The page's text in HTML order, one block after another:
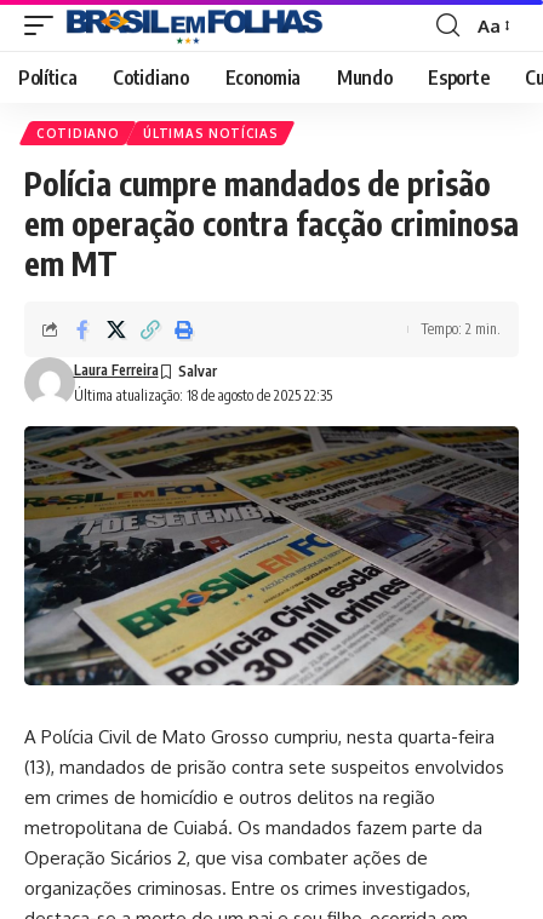
Font
Resizer
Aa
Política Cotidiano Economia Mundo Esporte
COTIDIANO ÚLTIMAS NOTÍCIAS
Polícia cumpre mandados de prisão
em operação contra facção criminosa
em MT
Última atualização: 18 de agosto de 2025 22:35
Laura Ferreira
Tempo: 2 min.
A Polícia Civil de Mato Grosso cumpriu, nesta quarta-feira
(13), mandados de prisão contra sete suspeitos envolvidos
em crimes de homicídio e outros delitos na região
metropolitana de Cuiabá. Os mandados fazem parte da
Operação Sicários 2, que visa combater ações de
organizações criminosas. Entre os crimes investigados,